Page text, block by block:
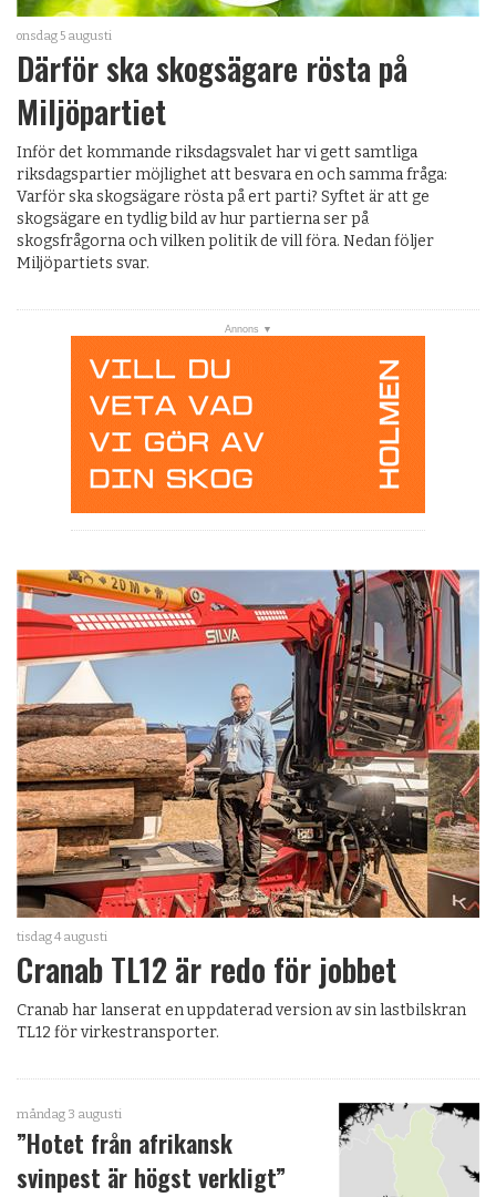
onsdag 5 augusti
Därför ska skogsägare rösta på
Miljöpartiet
Inför det kommande riksdagsvalet har vi gett samtliga
riksdagspartier möjlighet att besvara en och samma fråga:
Varför ska skogsägare rösta på ert parti? Syftet är att ge
skogsägare en tydlig bild av hur partierna ser på
skogsfrågorna och vilken politik de vill föra. Nedan följer
Miljöpartiets svar.
tisdag 4 augusti
Cranab TL12 är redo för jobbet
Cranab har lanserat en uppdaterad version av sin lastbilskran
TL12 för virkestransporter.
måndag 3 augusti
”Hotet från afrikansk
svinpest är högst verkligt”